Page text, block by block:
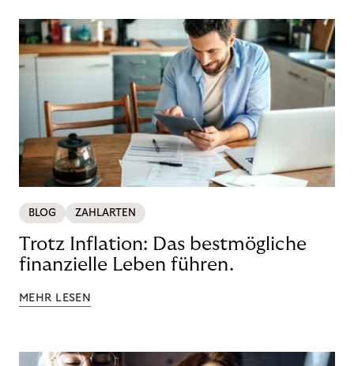
BLOG ZAHLARTEN
Trotz Inflation: Das bestmögliche
finanzielle Leben führen.
MEHR LESEN